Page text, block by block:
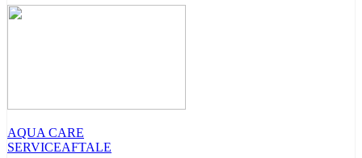
AQUA CARE
SERVICEAFTALE